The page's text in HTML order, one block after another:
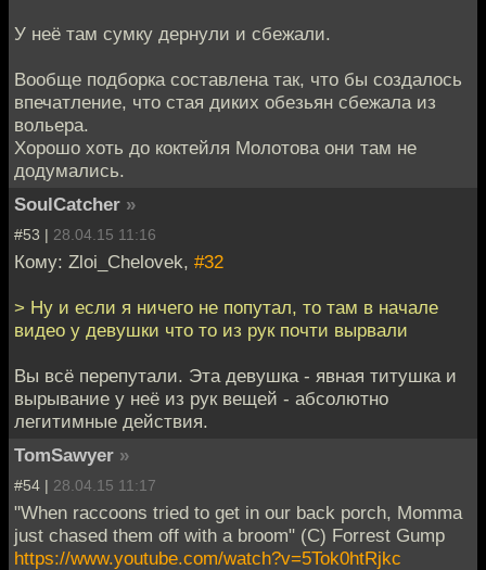
У неё там сумку дернули и сбежали.
Вообще подборка составлена так, что бы создалось
впечатление, что стая диких обезьян сбежала из
вольера.
Хорошо хоть до коктейля Молотова они там не
додумались.
SoulCatcher »
#53 | 28.04.15 11:16
Кому: Zloi_Chelovek, #32
> Ну и если я ничего не попутал, то там в начале
видео у девушки что то из рук почти вырвали
Вы всё перепутали. Эта девушка - явная титушка и
вырывание у неё из рук вещей - абсолютно
легитимные действия.
TomSawyer »
#54 | 28.04.15 11:17
"When raccoons tried to get in our back porch, Momma
just chased them off with a broom" (C) Forrest Gump
https://www.youtube.com/watch?v=5Tok0htRjkc